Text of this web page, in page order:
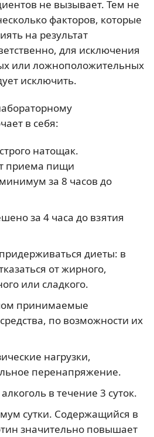
не вызывает. Тем не
факторов, которые
на результат
для исключения
или ложноположительных
исключить.
в себя:
натощак.
приема пищи
за 8 часов до
за 4 часа до взятия
диеты: в
от жирного,
или сладкого.
принимаемые
по возможности их
нагрузки,
перенапряжение.
в течение 3 суток.
сутки. Содержащийся в
значительно повышает